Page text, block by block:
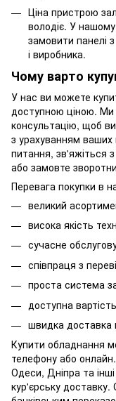
Ціна пристрою
володіє. У
замовити панелі з
і виробника.
Чому варто
У нас ви можете
доступною ціною.
консультацію, щоб ви
з урахуванням
питання, зв'яжіться
або замовте
Перевага покупки в
великий
висока якість
сучасне
співпраця з
проста система
доступна
швидка доставка
Купити обладнання
телефону або
Одеси, Дніпра та
кур'єрську доставку.